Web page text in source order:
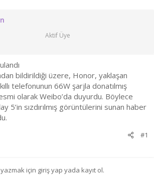
Aktif Üye
bildirildiği üzere, Honor, yaklaşan
telefonunun 66W şarjla donatılmış
olarak Weibo’da duyurdu. Böylece
5’in sızdırılmış görüntülerini sunan haber
#1
için giriş yap yada kayıt ol.